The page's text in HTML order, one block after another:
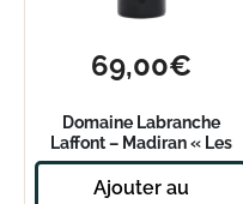
69,00€
Domaine Labranche
Laffont – Madiran « Les
Préphylloxériques » 2016
Ajouter au